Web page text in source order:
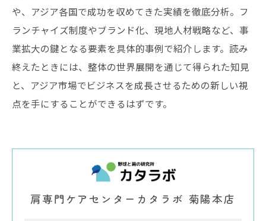
や、アジア各国で成功を収めてきた実績を徹底分析。フ
ランチャイズ制度やブランド化、現地人材戦略など、事
業拡大の鍵となる要素を具体的事例で紹介します。読み
終えたときには、整体の世界展開を通じて得られた知見
と、アジア市場でビジネスを成長させるための新しい視
点を手にすることができるはずです。
肩専門ケアセンターカタラボ 菊陽本店